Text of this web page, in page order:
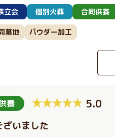
立会 個別火葬 合同供養
墓地 パウダー加工
養 5.0
いました